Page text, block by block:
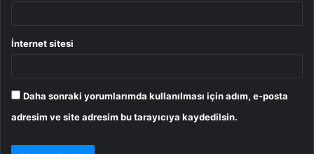
İnternet sitesi
Daha sonraki yorumlarımda kullanılması için adım, e-posta
adresim ve site adresim bu tarayıcıya kaydedilsin.